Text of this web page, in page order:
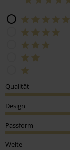
Qualität
Design
Passform
Weite